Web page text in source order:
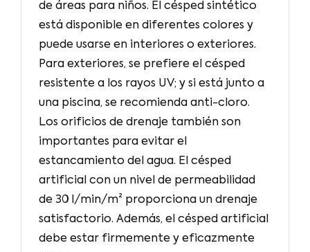
de áreas para niños. El césped sintético
está disponible en diferentes colores y
puede usarse en interiores o exteriores.
Para exteriores, se prefiere el césped
resistente a los rayos UV; y si está junto a
una piscina, se recomienda anti-cloro.
Los orificios de drenaje también son
importantes para evitar el
estancamiento del agua. El césped
artificial con un nivel de permeabilidad
de 30 l/min/m² proporciona un drenaje
satisfactorio. Además, el césped artificial
debe estar firmemente y eficazmente